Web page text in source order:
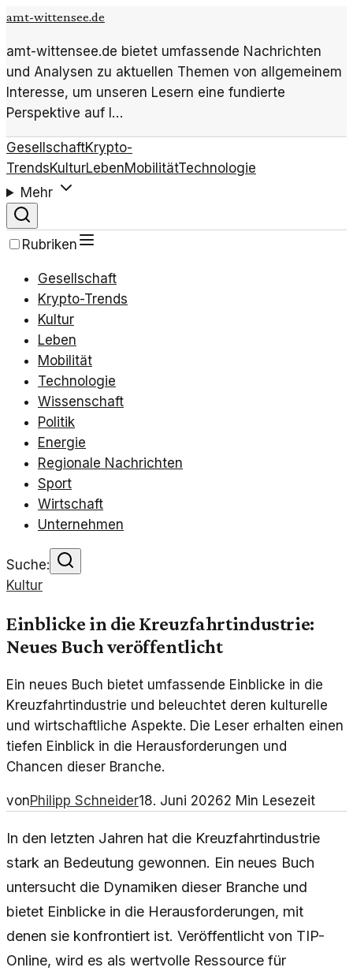
amt-wittensee.de
amt-wittensee.de bietet umfassende Nachrichten
und Analysen zu aktuellen Themen von allgemeinem
Interesse, um unseren Lesern eine fundierte
Perspektive auf l…
GesellschaftKrypto-
TrendsKulturLebenMobilitätTechnologie
Mehr
Rubriken
Gesellschaft
Krypto-Trends
Kultur
Leben
Mobilität
Technologie
Wissenschaft
Politik
Energie
Regionale Nachrichten
Sport
Wirtschaft
Unternehmen
Suche:
Kultur
Einblicke in die Kreuzfahrtindustrie:
Neues Buch veröffentlicht
Ein neues Buch bietet umfassende Einblicke in die
Kreuzfahrtindustrie und beleuchtet deren kulturelle
und wirtschaftliche Aspekte. Die Leser erhalten einen
tiefen Einblick in die Herausforderungen und
Chancen dieser Branche.
vonPhilipp Schneider18. Juni 20262 Min Lesezeit
In den letzten Jahren hat die Kreuzfahrtindustrie
stark an Bedeutung gewonnen. Ein neues Buch
untersucht die Dynamiken dieser Branche und
bietet Einblicke in die Herausforderungen, mit
denen sie konfrontiert ist. Veröffentlicht von TIP-
Online, wird es als wertvolle Ressource für